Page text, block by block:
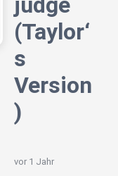
(Taylor‘
s
Version
)
vor 1 Jahr